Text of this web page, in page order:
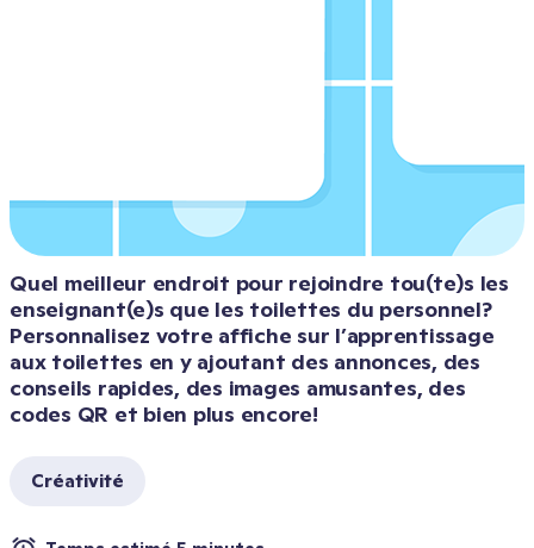
Quel meilleur endroit pour rejoindre tou(te)s les
enseignant(e)s que les toilettes du personnel?
Personnalisez votre affiche sur l’apprentissage
aux toilettes en y ajoutant des annonces, des
conseils rapides, des images amusantes, des
codes QR et bien plus encore!
Créativité